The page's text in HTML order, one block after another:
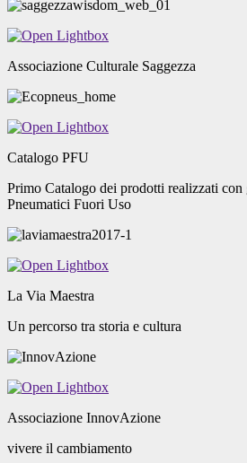
Associazione Culturale Saggezza
Catalogo PFU
Primo Catalogo dei prodotti realizzati
Pneumatici Fuori Uso
La Via Maestra
Un percorso tra storia e cultura
Associazione InnovAzione
vivere il cambiamento